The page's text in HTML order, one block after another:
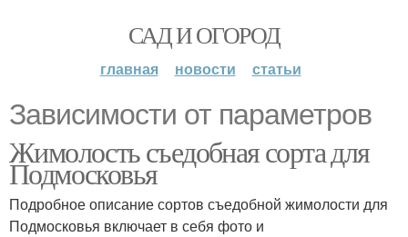
САД И ОГОРОД
главная новости статьи
Зависимости от параметров
Жимолость съедобная сорта для
Подмосковья
Подробное описание сортов съедобной жимолости для
Подмосковья включает в себя фото и